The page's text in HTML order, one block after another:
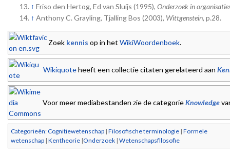
↑ Friso den Hertog, Ed van Sluijs (1995), Onderzoek in
↑ Anthony C. Grayling, Tjalling Bos (2003), Wittgenstein, p.28.
Zoek kennis op in het WikiWoordenboek.
Wikiquoteheeft een collectie citaten gerelateerd aan
Voor meer mediabestanden zie de categorieKnowledge
Categorieën: Cognitiewetenschap | Filosofische terminologie | Formele
wetenschap | Kentheorie |Onderzoek | Wetenschapsfilosofie